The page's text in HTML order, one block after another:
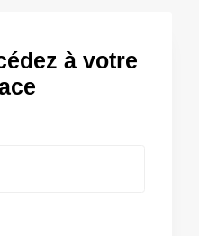
à votre